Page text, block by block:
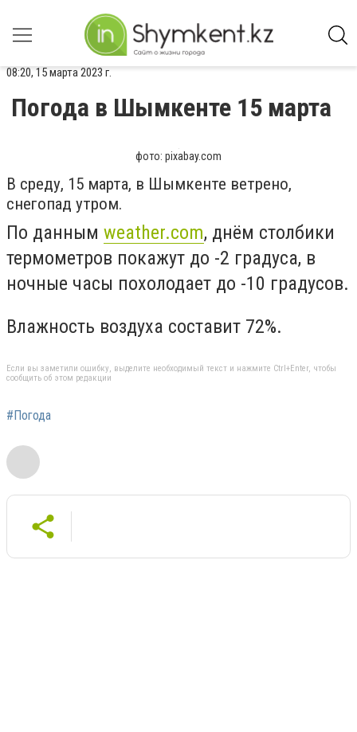
08:20, 15 марта 2023 г.
Погода в Шымкенте 15 марта
фото: pixabay.com
В среду, 15 марта, в Шымкенте ветрено,
снегопад утром.
По данным weather.com, днём столбики
термометров покажут до -2 градуса, в
ночные часы похолодает до -10 градусов.
Влажность воздуха составит 72%.
Если вы заметили ошибку, выделите необходимый текст и нажмите Ctrl+Enter, чтобы
сообщить об этом редакции
#Погода